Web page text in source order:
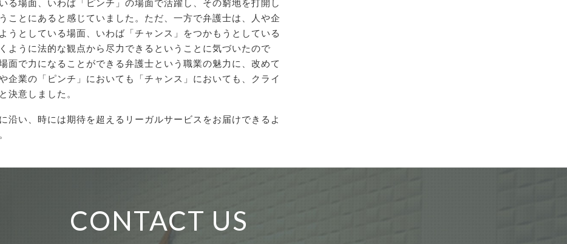
る場面、いわば「ピンチ」の場面で活躍し、その窮地を打開し
ことにあると感じていました。ただ、一方で弁護士は、人や企
うとしている場面、いわば「チャンス」をつかもうとしている
ように法的な観点から尽力できるということに気づいたので
面で力になることができる弁護士という職業の魅力に、改めて
企業の「ピンチ」においても「チャンス」においても、クライ
決意しました。
沿い、時には期待を超えるリーガルサービスをお届けできるよ
CONTACT US